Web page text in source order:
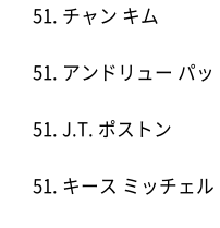
51. チャン キム
51. アンドリュー パッ
51. J.T. ポストン
51. キース ミッチェル